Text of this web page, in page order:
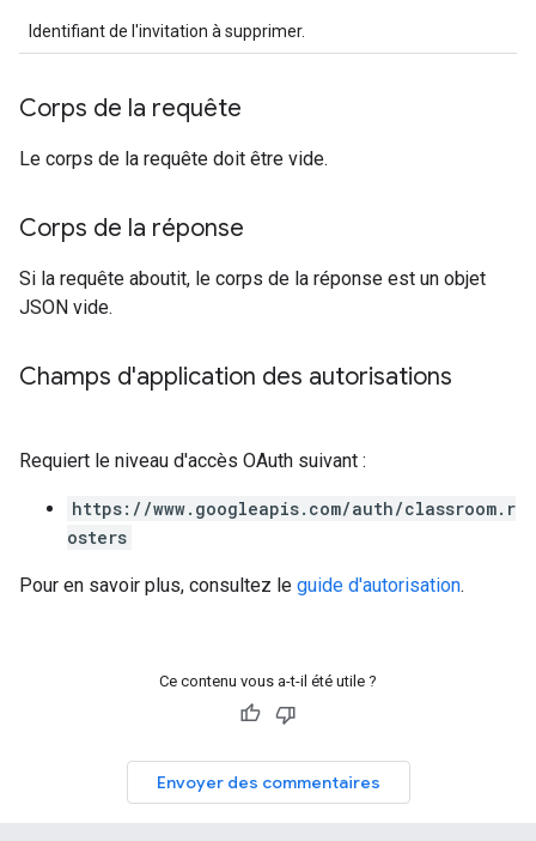
Identifiant de l'invitation à supprimer.
Corps de la requête
Le corps de la requête doit être vide.
Corps de la réponse
Si la requête aboutit, le corps de la réponse est un objet
JSON vide.
Champs d'application des autorisations
Requiert le niveau d'accès OAuth suivant :
https://www.googleapis.com/auth/classroom.r
osters
Pour en savoir plus, consultez le guide d'autorisation.
Ce contenu vous a-t-il été utile ?
Envoyer des commentaires